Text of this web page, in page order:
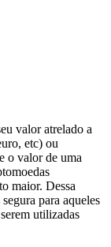
valor atrelado a
etc) ou
o valor de uma
maior. Dessa
para aqueles
utilizadas